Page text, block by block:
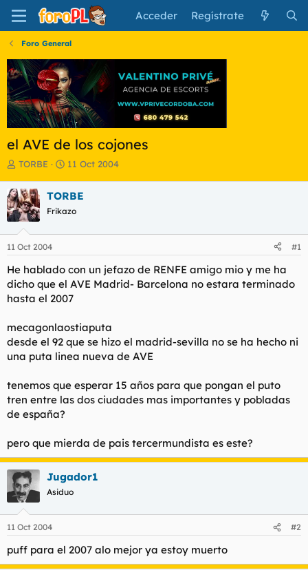
Acceder Regístrate
Foro General
el AVE de los cojones
I
i
c
i
a
d
o
d
e
l
e
a
TORBE
F
h
a
e
i
c
i
11 Oct 2004
TORBE
Frikazo
11 Oct 2004 #1
He hablado con un jefazo de RENFE amigo mio y me ha
dicho que el AVE Madrid- Barcelona no estara terminado
hasta el 2007
mecagonlaostiaputa
desde el 92 que se hizo el madrid-sevilla no se ha hecho ni
una puta linea nueva de AVE
tenemos que esperar 15 años para que pongan el puto
tren entre las dos ciudades mas importantes y pobladas
de españa?
pero que mierda de pais tercermundista es este?
Jugador1
Asiduo
11 Oct 2004 #2
puff para el 2007 alo mejor ya estoy muerto